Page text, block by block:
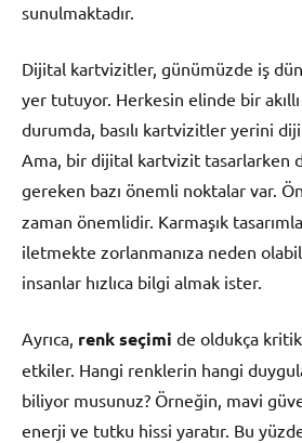
sunulmaktadır.
Dijital kartvizitler, günümüzde iş
yer tutuyor. Herkesin elinde bir
durumda, basılı kartvizitler yerini
Ama, bir dijital kartvizit tasarlarken
gereken bazı önemli noktalar var.
zaman önemlidir. Karmaşık
iletmekte zorlanmanıza neden
insanlar hızlıca bilgi almak ister.
Ayrıca, renk seçimi de oldukça
etkiler. Hangi renklerin hangi
biliyor musunuz? Örneğin, mavi
enerji ve tutku hissi yaratır. Bu